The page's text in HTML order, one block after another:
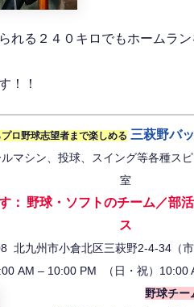
れる２４０キロでもホームラ
！！
ロ野球志望者まで楽しめる 三萩野バ
マシン、投球、スイング等各種ス
室
： 野球・ソフトのチーム／部
ス
北九州市小倉北区三萩野2-4-34（
AM – 10:00 PM （日・祝）
野球チー